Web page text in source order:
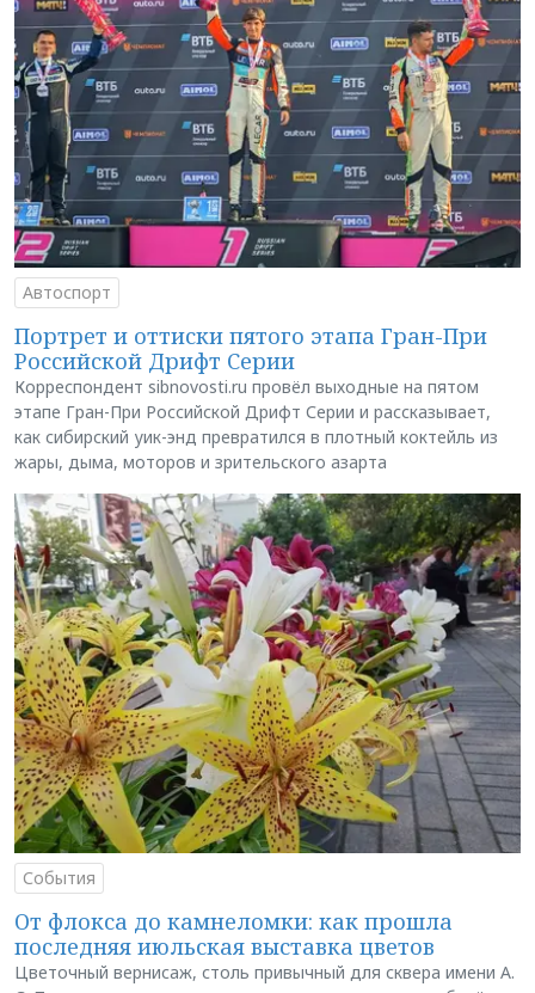
Автоспорт
Портрет и оттиски пятого этапа Гран-При
Российской Дрифт Серии
Корреспондент sibnovosti.ru провёл выходные на пятом
этапе Гран-При Российской Дрифт Серии и рассказывает,
как сибирский уик-энд превратился в плотный коктейль из
жары, дыма, моторов и зрительского азарта
События
От флокса до камнеломки: как прошла
последняя июльская выставка цветов
Цветочный вернисаж, столь привычный для сквера имени А.